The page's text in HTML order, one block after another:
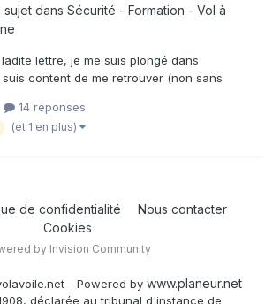
dans Sécurité - Formation - Vol à
lettre, je me suis plongé dans
suis content de me retrouver (non sans
les instructeurs d'instructeurs, et
S-FIE(S). Ils sont 33. - mais q...
14 réponses
(et 1 en plus)
de confidentialité
Nous contacter
Cookies
by Invision Community
- Powered by www.planeur.net
déclarée au tribunal d'instance de